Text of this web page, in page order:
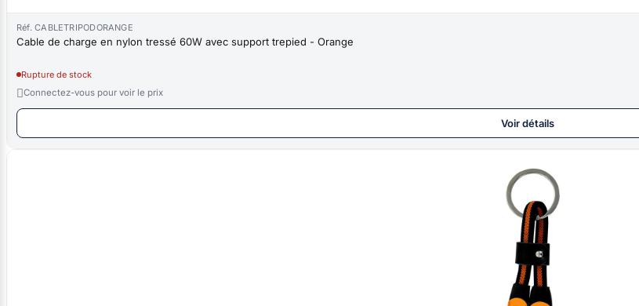
Réf. CABLETRIPODORANGE
Cable de charge en nylon tressé 60W avec support trepied - Orange
Rupture de stock
Connectez-vous pour voir le prix
Voir détails